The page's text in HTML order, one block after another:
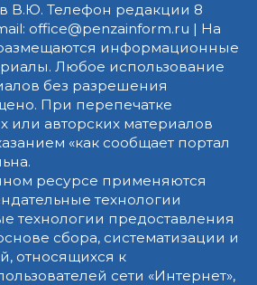
В.Ю. Телефон редакции 8
office@penzainform.ru | На
информационные
Любое использование
без разрешения
При перепечатке
авторских материалов
«как сообщает портал
ресурсе применяются
технологии
технологии предоставления
сбора, систематизации и
относящихся к
сети «Интернет»,